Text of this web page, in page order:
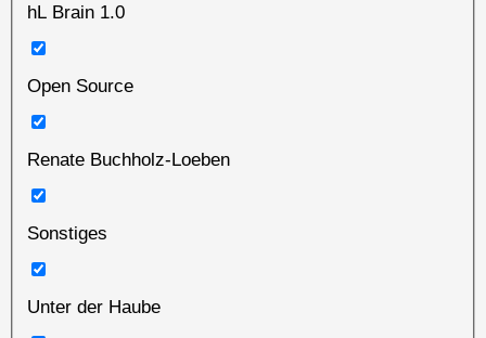
hL Brain 1.0
Open Source
Renate Buchholz-Loeben
Sonstiges
Unter der Haube